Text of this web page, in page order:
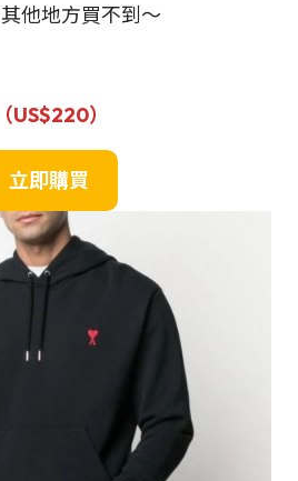
其他地方買不到～
（US$220）
立即購買